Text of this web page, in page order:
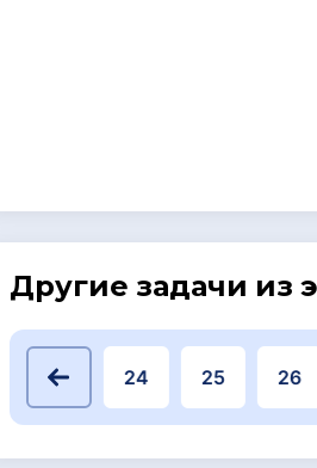
Другие задачи из
23 24 25 26